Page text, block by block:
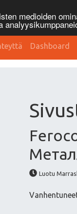
medioiden
Dashboard
Luotu